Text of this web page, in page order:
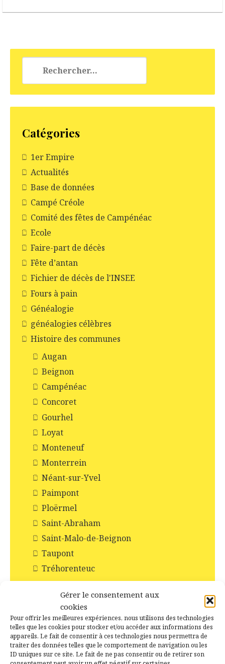
Gérer le consentement aux
cookies
Pour offrir les meilleures expériences, nous utilisons des technologies
telles que les cookies pour stocker et/ou accéder aux informations des
appareils. Le fait de consentir à ces technologies nous permettra de
traiter des données telles que le comportement de navigation ou les
ID uniques sur ce site. Le fait de ne pas consentir ou de retirer son
Rechercher :
Catégories
1er Empire
Actualités
Base de données
Campé Créole
Comité des fêtes de Campénéac
Ecole
Faire-part de décès
Fête d’antan
Fichier de décès de l'INSEE
Fours à pain
Généalogie
généalogies célèbres
Histoire des communes
Augan
Beignon
Campénéac
Concoret
Gourhel
Loyat
Monteneuf
Monterrein
Néant-sur-Yvel
Paimpont
Ploërmel
Saint-Abraham
Saint-Malo-de-Beignon
Taupont
Tréhorenteuc
Incendie en forêt de Brocéliande
Les Chapelles
Les Châteaux
Les commerces
Les croix